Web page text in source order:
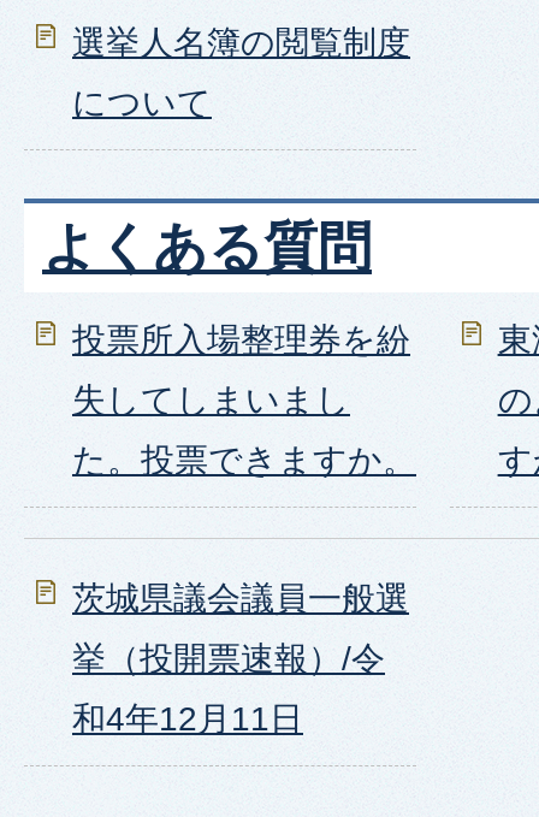
選挙人名簿の閲覧制度
について
よくある質問
投票所入場整理券を紛
失してしまいまし
た。投票できますか。
茨城県議会議員一般選
挙（投開票速報）/令
和4年12月11日